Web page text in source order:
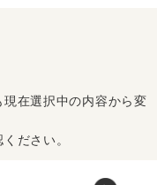
在選択中の内容から変
ださい。